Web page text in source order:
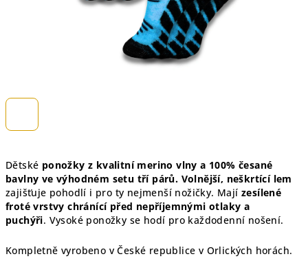
Dětské ponožky z kvalitní merino vlny a 100% česané
bavlny ve výhodném setu tří párů. Volnější, neškrtící lem
zajišťuje pohodlí i pro ty nejmenší nožičky. Majízesílené
froté vrstvy chránící před nepříjemnými otlaky a
puchýři. Vysoké ponožky se hodí pro každodenní nošení.
Kompletně vyrobeno v České republice v Orlických horách.